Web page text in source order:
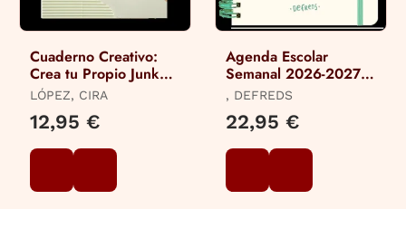
Cuaderno Creativo:
Crea tu Propio Junk
Journal
LÓPEZ, CIRA
12,95 €
Agenda Escolar
Semanal 2026-2027
Defreds
, DEFREDS
22,95 €